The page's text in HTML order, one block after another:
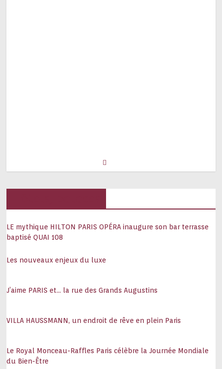
LE mythique HILTON PARIS OPÉRA inaugure son bar terrasse
baptisé QUAI 108
Les nouveaux enjeux du luxe
J’aime PARIS et… la rue des Grands Augustins
VILLA HAUSSMANN, un endroit de rêve en plein Paris
Le Royal Monceau-Raffles Paris célèbre la Journée Mondiale
du Bien-Être